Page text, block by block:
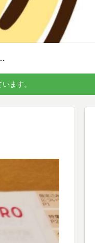
ポリシー
ます。